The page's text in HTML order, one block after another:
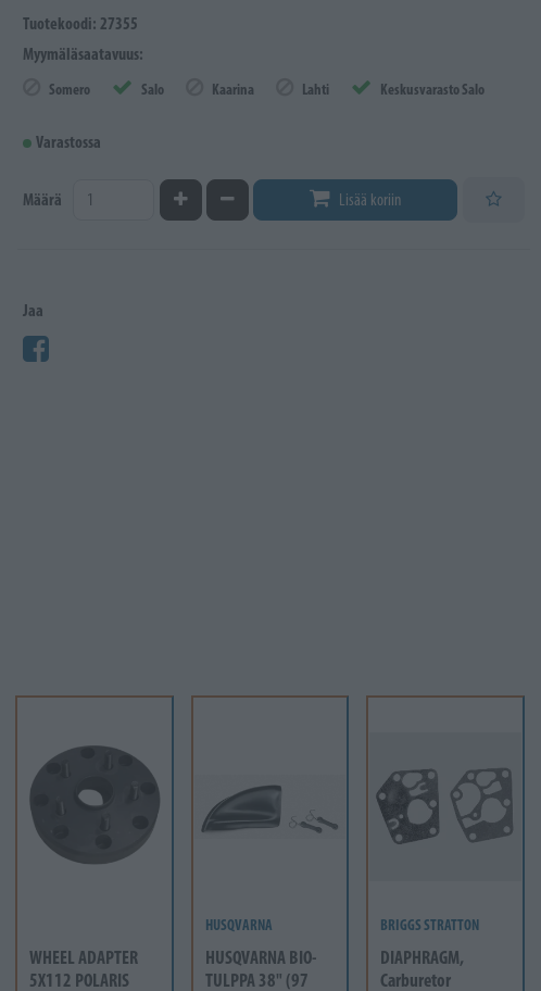
Tuotekoodi: 27355
Myymäläsaatavuus:
Somero Salo Kaarina Lahti Keskusvarasto Salo
Varastossa
Määrä Kasvata määrääVähennä määrää Lisää koriin
Jaa
WHEEL ADAPTER
5X112 POLARIS
HUSQVARNA
HUSQVARNA BIO-
TULPPA 38" (97
BRIGGS STRATTON
DIAPHRAGM,
Carburetor